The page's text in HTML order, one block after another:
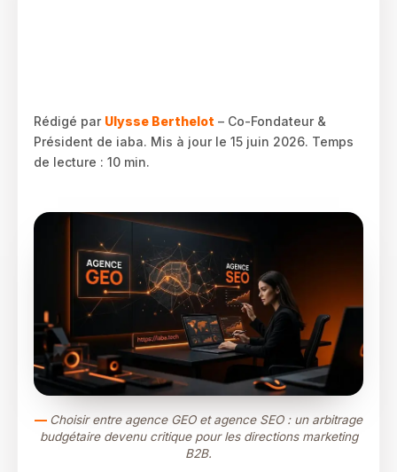
Rédigé par Ulysse Berthelot – Co-Fondateur &
Président de iaba. Mis à jour le 15 juin 2026. Temps
de lecture : 10 min.
Choisir entre agence GEO et agence SEO : un arbitrage
budgétaire devenu critique pour les directions marketing
B2B.